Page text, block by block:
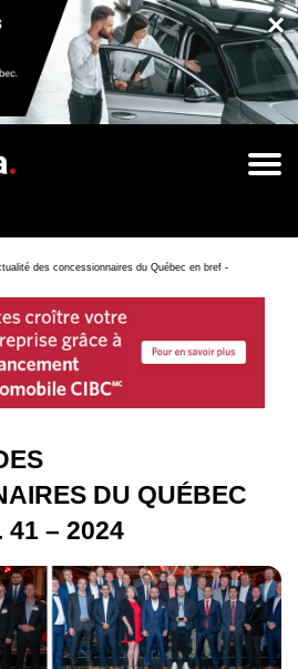
×
des concessionnaires du Québec en bref – No. 41 – 2024
DU QUÉBEC
41 – 2024